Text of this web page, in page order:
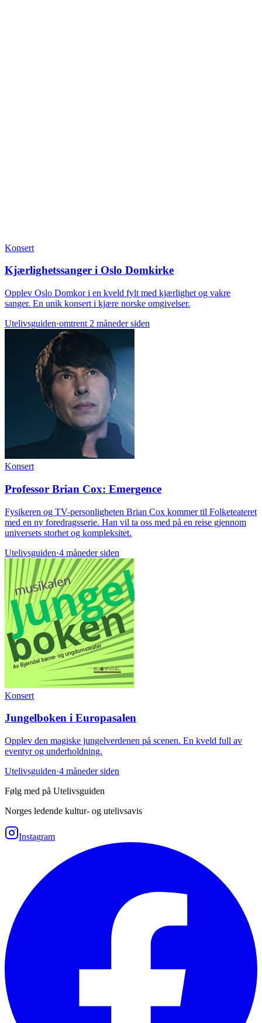
Konsert
Kjærlighetssanger i Oslo Domkirke
Opplev Oslo Domkor i en kveld fylt med kjærlighet og vakre
sanger. En unik konsert i kjære norske omgivelser.
Utelivsguiden·omtrent 2 måneder siden
Konsert
Professor Brian Cox: Emergence
Fysikeren og TV-personligheten Brian Cox kommer til Folketeateret
med en ny foredragsserie. Han vil ta oss med på en reise gjennom
universets storhet og kompleksitet.
Utelivsguiden·4 måneder siden
Konsert
Jungelboken i Europasalen
Opplev den magiske jungelverdenen på scenen. En kveld full av
eventyr og underholdning.
Utelivsguiden·4 måneder siden
Følg med på Utelivsguiden
Norges ledende kultur- og utelivsavis
Instagram